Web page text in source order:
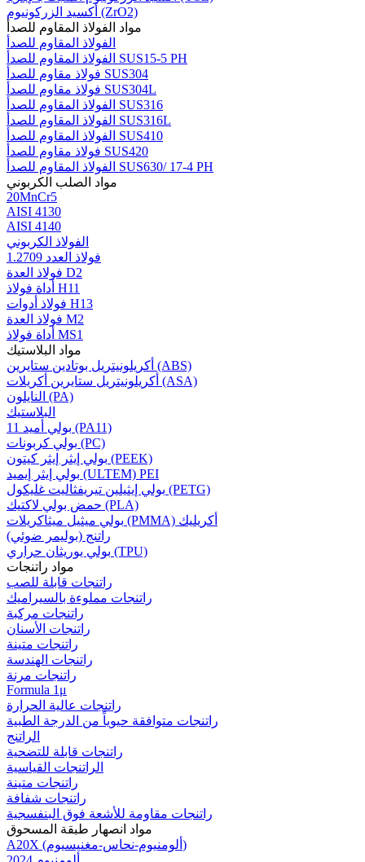
أكسيد الزركونيوم (ZrO2)
مواد الفولاذ المقاوم للصدأ
الفولاذ المقاوم للصدأ
الفولاذ المقاوم للصدأ SUS15-5 PH
فولاذ مقاوم للصدأ SUS304
فولاذ مقاوم للصدأ SUS304L
الفولاذ المقاوم للصدأ SUS316
الفولاذ المقاوم للصدأ SUS316L
الفولاذ المقاوم للصدأ SUS410
فولاذ مقاوم للصدأ SUS420
الفولاذ المقاوم للصدأ SUS630/ 17-4 PH
مواد الصلب الكربوني
20MnCr5
AISI 4130
AISI 4140
الفولاذ الكربوني
فولاذ العدد 1.2709
فولاذ العدة D2
أداة فولاذ H11
فولاذ أدوات H13
فولاذ العدة M2
أداة فولاذ MS1
مواد البلاستيك
أكريلونيتريل بوتادين ستايرين (ABS)
أكريلونيتريل ستايرين أكريلات (ASA)
النايلون (PA)
البلاستيك
بولي أميد 11 (PA11)
بولي كربونات (PC)
بولي إيثر إيثر كيتون (PEEK)
بولي إيثر إيميد (ULTEM) PEI
بولي إيثيلين تيريفثاليت غليكول (PETG)
حمض بولي لاكتيك (PLA)
بولي ميثيل ميثاكريلات (PMMA) أكريليك
راتنج (بوليمر ضوئي)
بولي يوريثان حراري (TPU)
مواد راتنجات
راتنجات قابلة للصب
راتنجات مملوءة بالسيراميك
راتنجات مركبة
راتنجات الأسنان
راتنجات متينة
راتنجات الهندسة
راتنجات مرنة
Formula 1μ
راتنجات عالية الحرارة
راتنجات متوافقة حيوياً من الدرجة الطبية
الراتنج
راتنجات قابلة للتضحية
الراتنجات القياسية
راتنجات متينة
راتنجات شفافة
راتنجات مقاومة للأشعة فوق البنفسجية
مواد انصهار طبقة المسحوق
A20X (ألومنيوم-نحاس-مغنيسيوم)